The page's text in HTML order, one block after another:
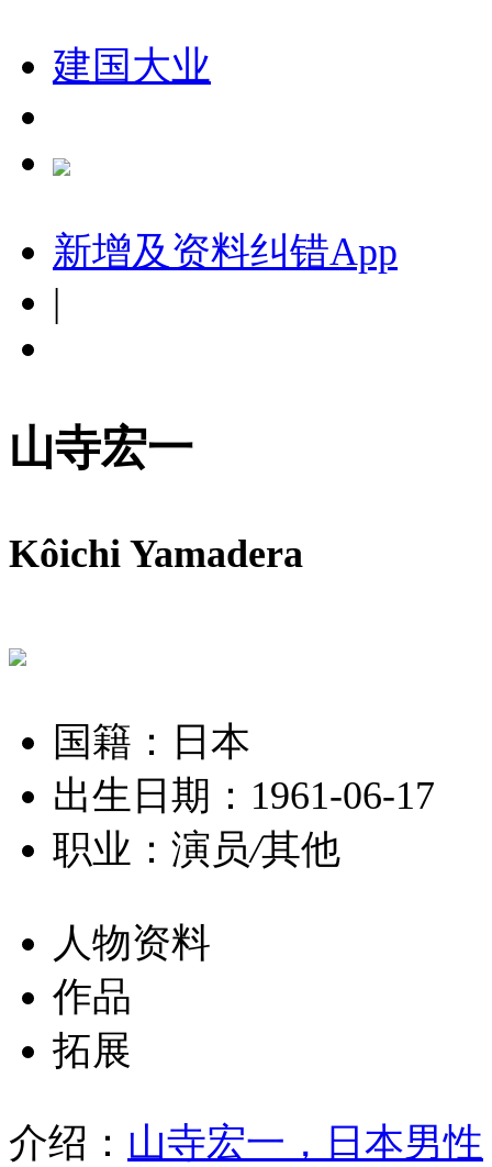
建国大业
新增及资料纠错App
|
山寺宏一
Kôichi Yamadera
国籍：日本
出生日期：1961-06-17
职业：演员/其他
人物资料
作品
拓展
介绍： 山寺宏一，日本男性